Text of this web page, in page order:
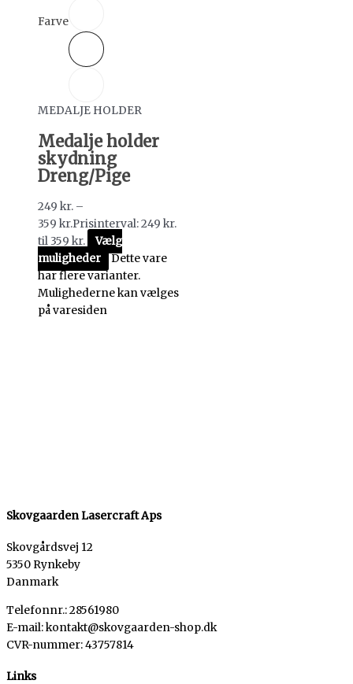
Farve
MEDALJE HOLDER
Medalje holder
skydning
Dreng/Pige
249 kr. –
359 kr.Prisinterval: 249 kr.
til 359 kr.
Vælg
muligheder
Dette vare
har flere varianter.
Mulighederne kan vælges
på varesiden
Skovgaarden Lasercraft Aps
Skovgårdsvej 12
5350 Rynkeby
Danmark
Telefonnr.: 28561980
E-mail: kontakt@skovgaarden-shop.dk
CVR-nummer:43757814
Links